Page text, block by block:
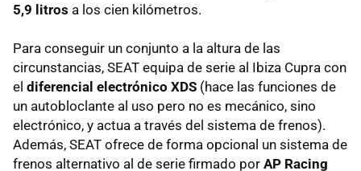
5,9 litros a los cien kilómetros.
Para conseguir un conjunto a la altura de las
circunstancias, SEAT equipa de serie al Ibiza Cupra con
el diferencial electrónico XDS (hace las funciones de
un autobloclante al uso pero no es mecánico, sino
electrónico, y actua a través del sistema de frenos).
Además, SEAT ofrece de forma opcional un sistema de
frenos alternativo al de serie firmado por AP Racing